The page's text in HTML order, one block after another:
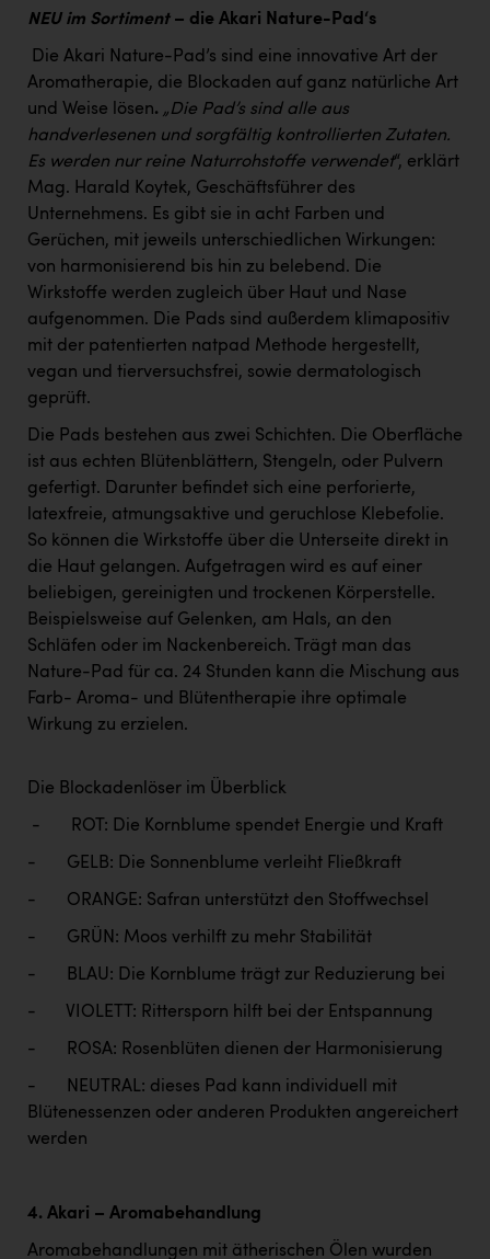
NEU im Sortiment– die Akari Nature-Pad‘s
Die Akari Nature-Pad’s sind eine innovative Art der
Aromatherapie, die Blockaden auf ganz natürliche Art
und Weise lösen. „Die Pad’s sind alle aus
handverlesenen und sorgfältig kontrollierten Zutaten.
Es werden nur reine Naturrohstoffe verwendet“, erklärt
Mag. Harald Koytek, Geschäftsführer des
Unternehmens. Es gibt sie in acht Farben und
Gerüchen, mit jeweils unterschiedlichen Wirkungen:
von harmonisierend bis hin zu belebend. Die
Wirkstoffe werden zugleich über Haut und Nase
aufgenommen. Die Pads sind außerdem klimapositiv
mit der patentierten natpad Methode hergestellt,
vegan und tierversuchsfrei, sowie dermatologisch
geprüft.
Die Pads bestehen aus zwei Schichten. Die Oberfläche
ist aus echten Blütenblättern, Stengeln, oder Pulvern
gefertigt. Darunter befindet sich eine perforierte,
latexfreie, atmungsaktive und geruchlose Klebefolie.
So können die Wirkstoffe über die Unterseite direkt in
die Haut gelangen. Aufgetragen wird es auf einer
beliebigen, gereinigten und trockenen Körperstelle.
Beispielsweise auf Gelenken, am Hals, an den
Schläfen oder im Nackenbereich. Trägt man das
Nature-Pad für ca. 24 Stunden kann die Mischung aus
Farb- Aroma- und Blütentherapie ihre optimale
Wirkung zu erzielen.
Die Blockadenlöser im Überblick
- ROT: Die Kornblume spendet Energie und Kraft
- GELB: Die Sonnenblume verleiht Fließkraft
- ORANGE: Safran unterstützt den Stoffwechsel
- GRÜN: Moos verhilft zu mehr Stabilität
- BLAU: Die Kornblume trägt zur Reduzierung bei
- VIOLETT: Rittersporn hilft bei der Entspannung
- ROSA: Rosenblüten dienen der Harmonisierung
- NEUTRAL: dieses Pad kann individuell mit
Blütenessenzen oder anderen Produkten angereichert
werden
4. Akari – Aromabehandlung
Aromabehandlungen mit ätherischen Ölen wurden